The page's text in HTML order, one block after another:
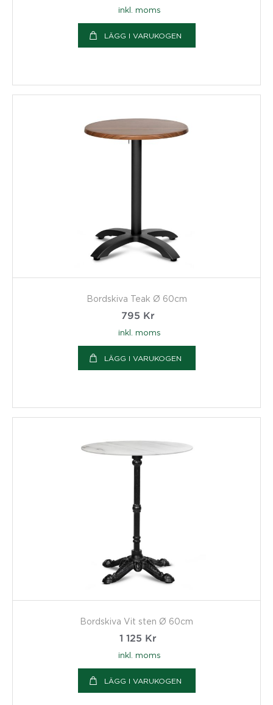
inkl. moms
LÄGG I VARUKOGEN
Bordskiva Teak Ø 60cm
795 Kr
inkl. moms
LÄGG I VARUKOGEN
Bordskiva Vit sten Ø 60cm
1 125 Kr
inkl. moms
LÄGG I VARUKOGEN